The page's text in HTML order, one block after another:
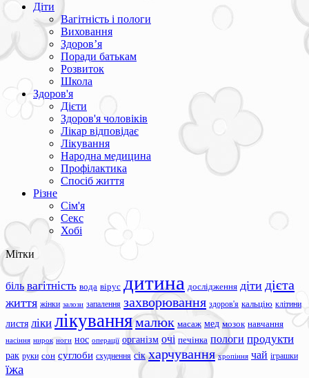
Діти
Вагітність і пологи
Виховання
Здоров’я
Поради батькам
Розвиток
Школа
Здоров'я
Дієти
Здоров'я чоловіків
Лікар відповідає
Лікування
Народна медицина
Профілактика
Спосіб життя
Різне
Сім'я
Секс
Хобі
Мітки
біль вагітність вода вірус дитина дослідження діти дієта
життя жінки залози запалення захворювання здоров'я кальцію клітини
листя ліки лікуваннямалюк масаж мед мозок навчання
насіння нирок ноги нос операції організм очі печінка пологи продукти
рак руки сон суглоби схуднення сік харчування хропіння чай іграшки
їжа